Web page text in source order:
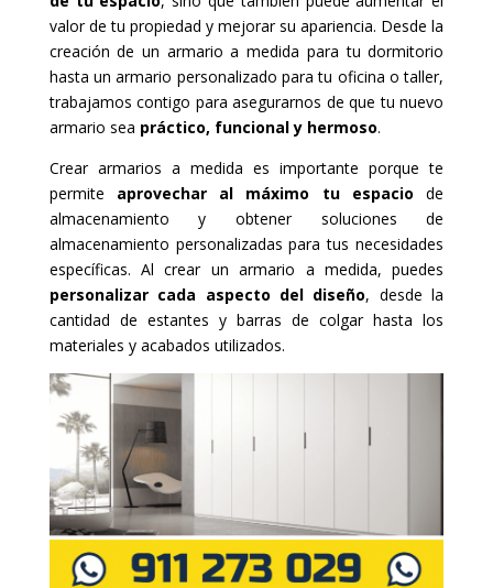
valor de tu propiedad y mejorar su apariencia. Desde la
creación de un armario a medida para tu dormitorio
hasta un armario personalizado para tu oficina o taller,
trabajamos contigo para asegurarnos de que tu nuevo
armario sea práctico, funcional y hermoso.
Crear armarios a medida es importante porque te
permite aprovechar al máximo tu espacio de
almacenamiento y obtener soluciones de
almacenamiento personalizadas para tus necesidades
específicas. Al crear un armario a medida, puedes
personalizar cada aspecto del diseño, desde la
cantidad de estantes y barras de colgar hasta los
materiales y acabados utilizados.